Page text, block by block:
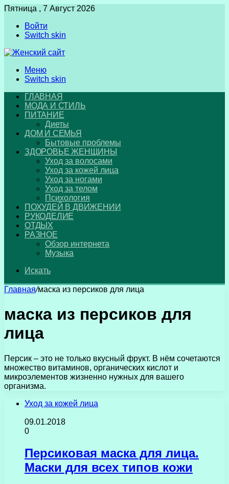
Пятница , 7 Август 2026
Войти
Switch skin
Меню
Switch skin
ГЛАВНАЯ
МОДА И СТИЛЬ
ПИТАНИЕ
Диеты
ДОМ И СЕМЬЯ
Бытовые проблемы
ЗДОРОВЬЕ ЖЕНЩИНЫ
Уход за волосами
Уход за кожей лица
Уход за ногами
Уход за телом
Психология
ПОХУДЕЙ В ДВИЖЕНИИ
РУКОДЕЛИЕ
ОТДЫХ
РАЗНОЕ
Обзор интернета
Музыка
Искать
Главная/маска из персиков для лица
маска из персиков для
лица
Персик – это не только вкусный фрукт. В нём сочетаются
множество витаминов, органических кислот и
микроэлементов жизненно нужных для вашего
организма.
Уход за кожей лица
09.01.2018
0
Персиковая маска для лица.
Маски для всех типов кожи